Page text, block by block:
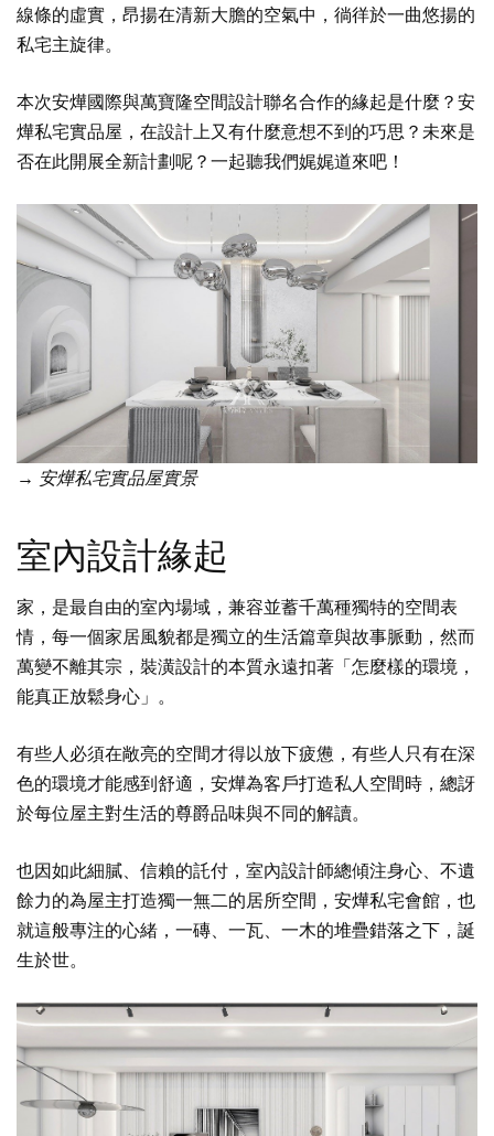
線條的虛實，昂揚在清新大膽的空氣中，徜徉於一曲悠揚的
私宅主旋律。
本次安燁國際與萬寶隆空間設計聯名合作的緣起是什麼？安
燁私宅實品屋，在設計上又有什麼意想不到的巧思？未來是
否在此開展全新計劃呢？一起聽我們娓娓道來吧！
→ 安燁私宅實品屋實景
室內設計緣起
家，是最自由的室內場域，兼容並蓄千萬種獨特的空間表
情，每一個家居風貌都是獨立的生活篇章與故事脈動，然而
萬變不離其宗，裝潢設計的本質永遠扣著「怎麼樣的環境，
能真正放鬆身心」。
有些人必須在敞亮的空間才得以放下疲憊，有些人只有在深
色的環境才能感到舒適，安燁為客戶打造私人空間時，總訝
於每位屋主對生活的尊爵品味與不同的解讀。
也因如此細膩、信賴的託付，室內設計師總傾注身心、不遺
餘力的為屋主打造獨一無二的居所空間，安燁私宅會館，也
就這般專注的心緒，一磚、一瓦、一木的堆疊錯落之下，誕
生於世。